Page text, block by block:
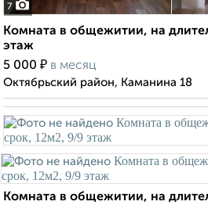
7
Комната в общежитии, на
этаж
5 000 ₽ в месяц
Октябрьский район, Каманина 18
Комната в общежитии, на